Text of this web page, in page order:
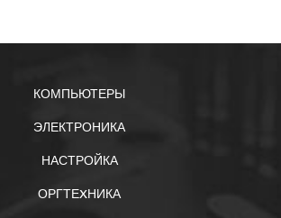
КОМПЬЮТЕРЫ
ЭЛЕКТРОНИКА
НАСТРОЙКА
ОРГТЕXНИКА